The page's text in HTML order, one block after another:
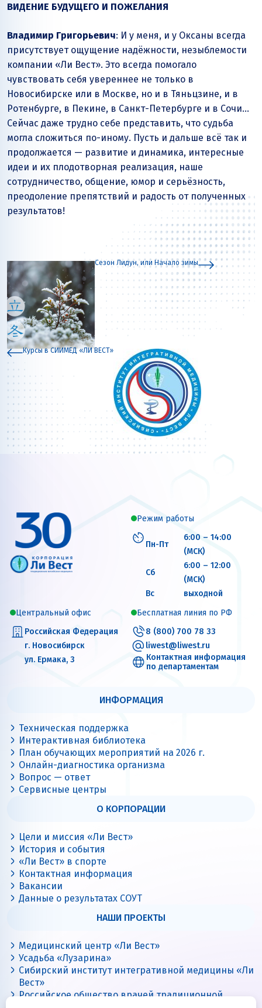
ВИДЕНИЕ БУДУЩЕГО И ПОЖЕЛАНИЯ
Владимир Григорьевич: И у меня, и у Оксаны всегда
присутствует ощущение надёжности, незыблемости
компании «Ли Вест». Это всегда помогало
чувствовать себя увереннее не только в
Новосибирске или в Москве, но и в Тяньцзине, и в
Ротенбурге, в Пекине, в Санкт-Петербурге и в Сочи…
Сейчас даже трудно себе представить, что судьба
могла сложиться по-иному. Пусть и дальше всё так и
продолжается — развитие и динамика, интересные
идеи и их плодотворная реализация, наше
сотрудничество, общение, юмор и серьёзность,
преодоление препятствий и радость от полученных
результатов!
Курсы в СИИМЕД «ЛИ ВЕСТ»
Сезон Лидун, или Начало зимы
Режим работы
Пн-Пт
6:00 – 14:00
(МСК)
Сб
6:00 – 12:00
(МСК)
Вс
выходной
Центральный офис
Российская Федерация
г. Новосибирск
ул. Ермака, 3
Бесплатная линия по РФ
8 (800) 700 78 33
liwest@liwest.ru
Контактная информация
по департаментам
ИНФОРМАЦИЯ
Техническая поддержка
Интерактивная библиотека
План обучающих мероприятий на 2026 г.
Онлайн-диагностика организма
Вопрос — ответ
Сервисные центры
О КОРПОРАЦИИ
Цели и миссия «Ли Вест»
История и события
«Ли Вест» в спорте
Контактная информация
Вакансии
Данные о результатах СОУТ
НАШИ ПРОЕКТЫ
Медицинский центр «Ли Вест»
Усадьба «Лузарина»
Сибирский институт интегративной медицины «Ли
Вест»
Российское общество врачей традиционной